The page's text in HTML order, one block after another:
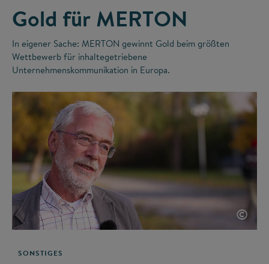
Gold für MERTON
In eigener Sache: MERTON gewinnt Gold beim größten
Wettbewerb für inhaltegetriebene
Unternehmenskommunikation in Europa.
©
SONSTIGES